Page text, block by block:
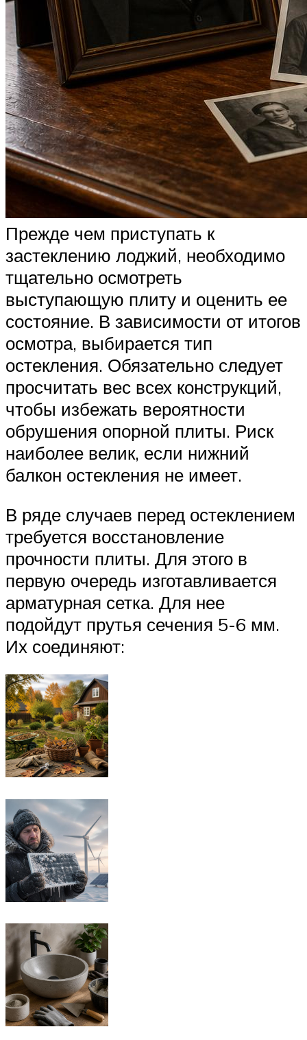
Прежде чем приступать к
застеклению лоджий, необходимо
тщательно осмотреть
выступающую плиту и оценить ее
состояние. В зависимости от итогов
осмотра, выбирается тип
остекления. Обязательно следует
просчитать вес всех конструкций,
чтобы избежать вероятности
обрушения опорной плиты. Риск
наиболее велик, если нижний
балкон остекления не имеет.
В ряде случаев перед остеклением
требуется восстановление
прочности плиты. Для этого в
первую очередь изготавливается
арматурная сетка. Для нее
подойдут прутья сечения 5-6 мм.
Их соединяют: